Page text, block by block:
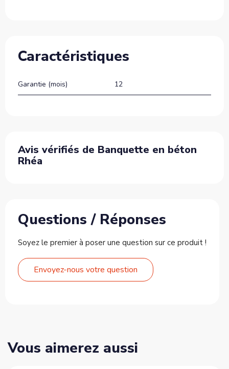
Caractéristiques
Garantie (mois) 12
Avis vérifiés de Banquette en béton
Rhéa
Questions / Réponses
Soyez le premier à poser une question sur ce produit !
Envoyez-nous votre question
Vous aimerez aussi